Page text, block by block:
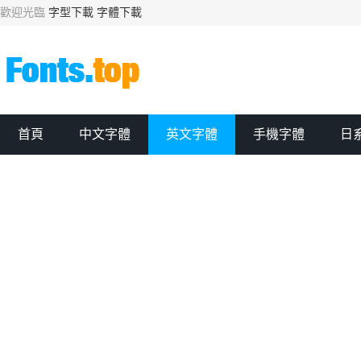
歡迎光臨 字型下載 字體下載
首頁 中文字體 英文字體 手機字體 日